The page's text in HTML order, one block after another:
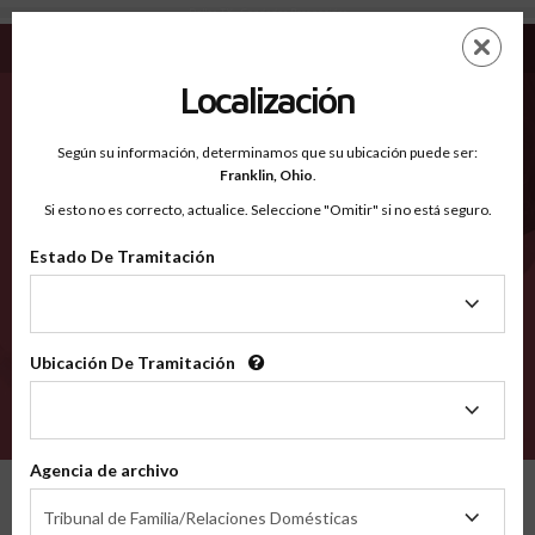
Dallas TX - Condados Reconocidos
EN
Condados Reconocidos
2600
Localización
Según su información, determinamos que su ubicación puede ser:
Franklin, Ohio.
Si esto no es correcto, actualice. Seleccione "Omitir" si no está seguro.
Estado De Tramitación
Tramitación
Ubicación De Tramitación
Tramitación
Agencia de archivo
Tribunal de Familia/Relaciones Domésticas
de